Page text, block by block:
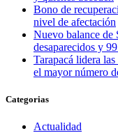
Bono de
nivel de afectación
Nuevo balance de
desaparecidos y
Tarapacá lidera
el mayor número
Categorias
Actualidad